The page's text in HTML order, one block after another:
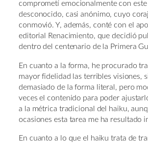
comprometí emocionalmente con
desconocido, casi anónimo, cuyo
conmovió. Y, además, conté con el
editorial Renacimiento, que decidió
dentro del centenario de la Primera
En cuanto a la forma, he procurado
mayor fidelidad las terribles visiones,
demasiado de la forma literal, pero
veces el contenido para poder
a la métrica tradicional del haiku,
ocasiones esta tarea me ha resultado
En cuanto a lo que el haiku trata de